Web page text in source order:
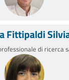
Fittipaldi
di ricerca